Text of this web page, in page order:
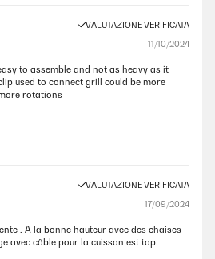
VALUTAZIONE VERIFICATA
11/10/2024
to assemble and not as heavy as it
used to connect grill could be more
rotations
VALUTAZIONE VERIFICATA
17/09/2024
. A la bonne hauteur avec des chaises
avec câble pour la cuisson est top.